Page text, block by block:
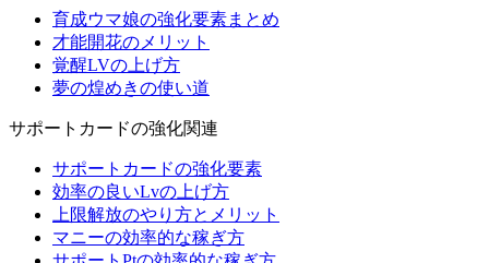
育成ウマ娘の強化要素まとめ
才能開花のメリット
覚醒LVの上げ方
夢の煌めきの使い道
サポートカードの強化関連
サポートカードの強化要素
効率の良いLvの上げ方
上限解放のやり方とメリット
マニーの効率的な稼ぎ方